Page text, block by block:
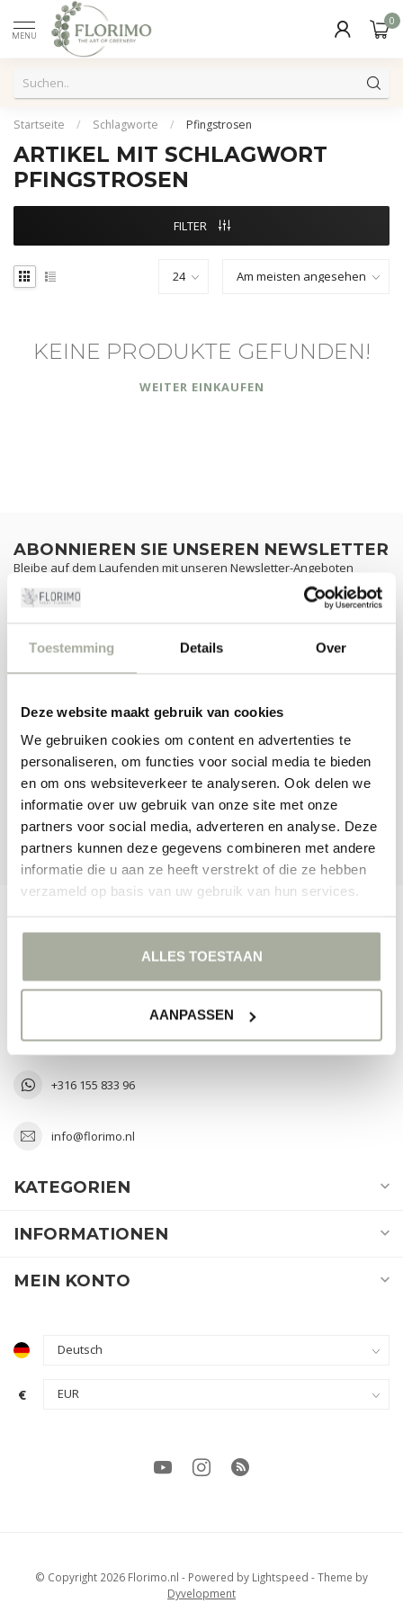
Toestemming Details Over
Deze website maakt gebruik van cookies
We gebruiken cookies om content en advertenties te
personaliseren, om functies voor social media te bieden
en om ons websiteverkeer te analyseren. Ook delen we
informatie over uw gebruik van onze site met onze
partners voor social media, adverteren en analyse. Deze
partners kunnen deze gegevens combineren met andere
informatie die u aan ze heeft verstrekt of die ze hebben
verzameld op basis van uw gebruik van hun services.
ALLES TOESTAAN
AANPASSEN
MENU
0
Startseite / Schlagworte / Pfingstrosen
ARTIKEL MIT SCHLAGWORT
PFINGSTROSEN
FILTER
KEINE PRODUKTE GEFUNDEN!
WEITER EINKAUFEN
ZUSATZINFORMATION
besuchen Sie unsere Kundenservice-Seite. Hier finden Sie unsere
verschiedene Möglichkeiten, mit uns in Kontakt zu treten.
KUNDENDIENST
UNSERE GESCHÄFTE ANSEHEN
ABONNIEREN SIE UNSEREN NEWSLETTER
Bleibe auf dem Laufenden mit unseren Newsletter-Angeboten
FLORIMO.NL
Nederland
+316 155 833 96
info@florimo.nl
KATEGORIEN
INFORMATIONEN
MEIN KONTO
€
© Copyright 2026 Florimo.nl - Powered by Lightspeed - Theme by
Dyvelopment